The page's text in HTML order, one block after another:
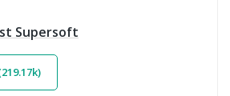
Supersoft